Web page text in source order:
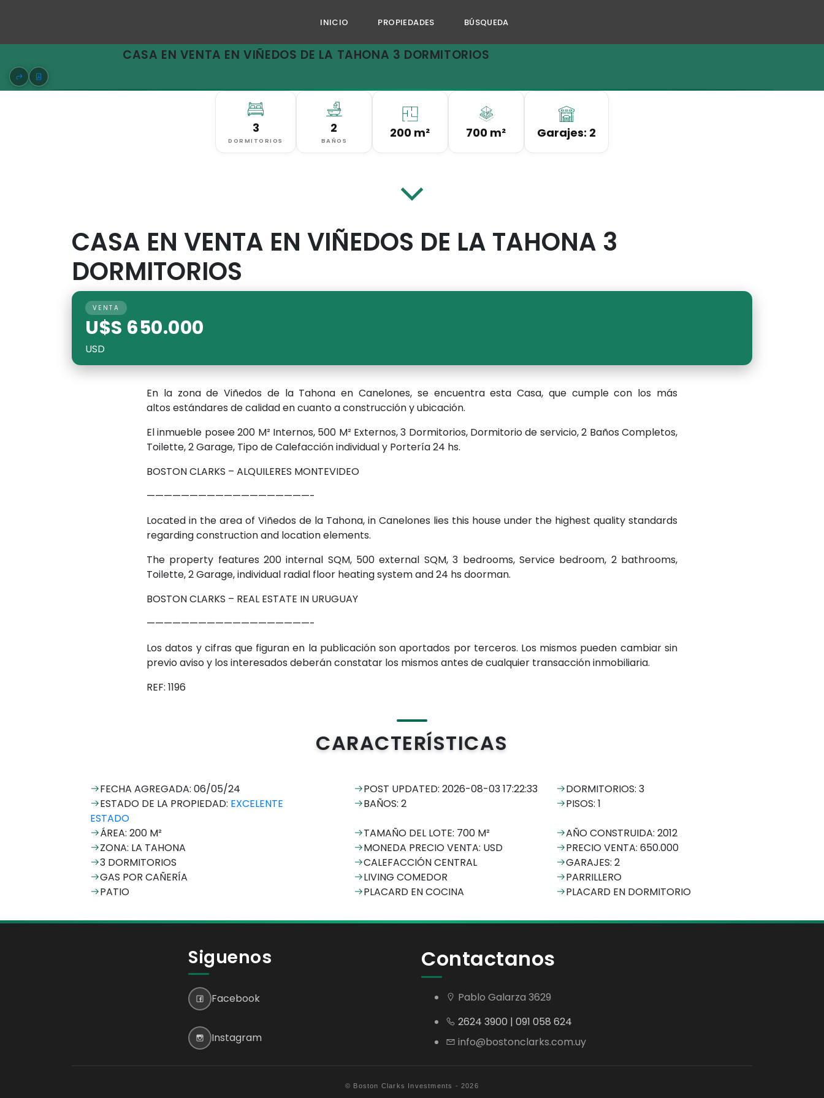
INICIO PROPIEDADES BÚSQUEDA
CASA EN VENTA EN VIÑEDOS DE LA TAHONA 3 DORMITORIOS
3
DORMITORIOS
2
BAÑOS
200 m² 700 m² Garajes: 2
CASA EN VENTA EN VIÑEDOS DE LA TAHONA 3
DORMITORIOS
VENTA
U$S 650.000
USD
En la zona de Viñedos de la Tahona en Canelones, se encuentra esta Casa, que cumple con los más
altos estándares de calidad en cuanto a construcción y ubicación.
El inmueble posee 200 M² Internos, 500 M² Externos, 3 Dormitorios, Dormitorio de servicio, 2 Baños Completos,
Toilette, 2 Garage, Tipo de Calefacción individual y Portería 24 hs.
BOSTON CLARKS – ALQUILERES MONTEVIDEO
———————————————————-
Located in the area of Viñedos de la Tahona, in Canelones lies this house under the highest quality standards
regarding construction and location elements.
The property features 200 internal SQM, 500 external SQM, 3 bedrooms, Service bedroom, 2 bathrooms,
Toilette, 2 Garage, individual radial floor heating system and 24 hs doorman.
BOSTON CLARKS – REAL ESTATE IN URUGUAY
———————————————————-
Los datos y cifras que figuran en la publicación son aportados por terceros. Los mismos pueden cambiar sin
previo aviso y los interesados deberán constatar los mismos antes de cualquier transacción inmobiliaria.
REF: 1196
CARACTERÍSTICAS
FECHA AGREGADA: 06/05/24 POST UPDATED: 2026-08-03 17:22:33
DORMITORIOS: 3
ESTADO DE LA PROPIEDAD: EXCELENTE
ESTADO
BAÑOS: 2 PISOS: 1
ÁREA: 200 M² TAMAÑO DEL LOTE: 700 M²
AÑO CONSTRUIDA: 2012
ZONA: LA TAHONA
MONEDA PRECIO VENTA: USD
PRECIO VENTA: 650.000
3 DORMITORIOS
CALEFACCIÓN CENTRAL
GARAJES: 2
GAS POR CAÑERÍA
LIVING COMEDOR
PARRILLERO
PATIO
PLACARD EN COCINA PLACARD EN DORMITORIO
Siguenos
Facebook
Instagram
Contactanos
Pablo Galarza 3629
2624 3900 | 091 058 624
info@bostonclarks.com.uy